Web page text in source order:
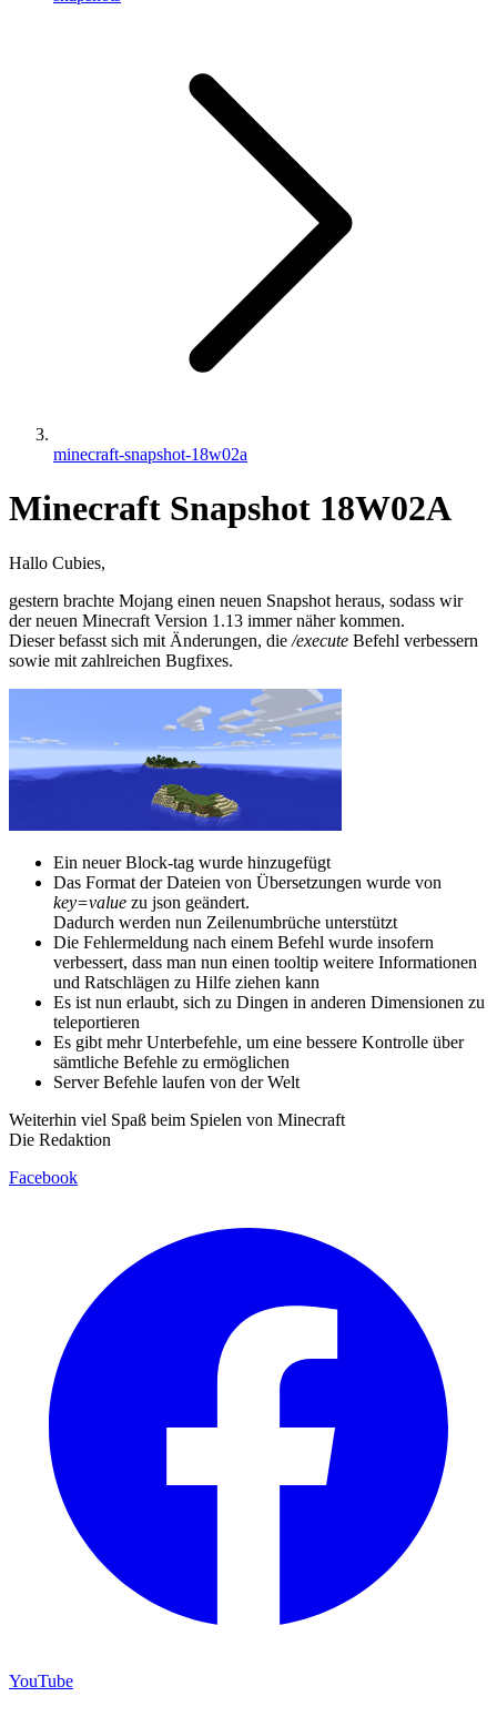
minecraft-snapshot-18w02a
Minecraft Snapshot 18W02A
Hallo Cubies,
gestern brachte Mojang einen neuen Snapshot heraus, sodass wir
der neuen Minecraft Version 1.13 immer näher kommen.
Dieser befasst sich mit Änderungen, die /execute Befehl verbessern
sowie mit zahlreichen Bugfixes.
Ein neuer Block-tag wurde hinzugefügt
Das Format der Dateien von Übersetzungen wurde von
key=value zu json geändert.
Dadurch werden nun Zeilenumbrüche unterstützt
Die Fehlermeldung nach einem Befehl wurde insofern
verbessert, dass man nun einen tooltip weitere Informationen
und Ratschlägen zu Hilfe ziehen kann
Es ist nun erlaubt, sich zu Dingen in anderen Dimensionen zu
teleportieren
Es gibt mehr Unterbefehle, um eine bessere Kontrolle über
sämtliche Befehle zu ermöglichen
Server Befehle laufen von der Welt
Weiterhin viel Spaß beim Spielen von Minecraft
Die Redaktion
Facebook
YouTube